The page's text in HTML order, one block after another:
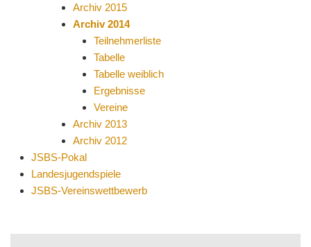
Archiv 2015
Archiv 2014
Teilnehmerliste
Tabelle
Tabelle weiblich
Ergebnisse
Vereine
Archiv 2013
Archiv 2012
JSBS-Pokal
Landesjugendspiele
JSBS-Vereinswettbewerb